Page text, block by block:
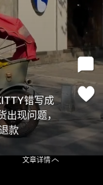
错写成
出现问题，
款
文章详情